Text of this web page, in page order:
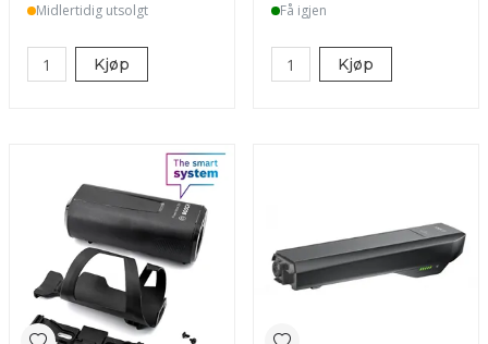
Midlertidig utsolgt
Kjøp
Få igjen
Kjøp